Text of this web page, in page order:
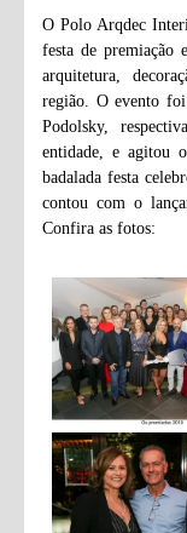
O Polo Arqdec
festa de premiação
arquitetura,
região. O evento
Podolsky,
entidade, e agitou
badalada festa
contou com o
Confira as fotos: